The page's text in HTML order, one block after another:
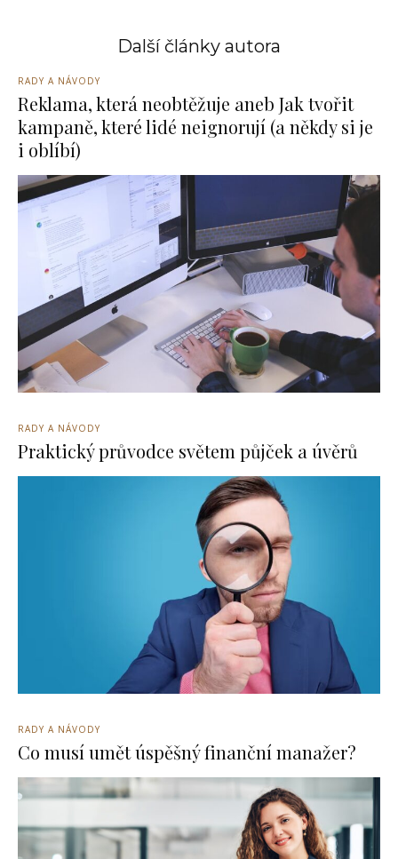
Další články autora
RADY A NÁVODY
Reklama, která neobtěžuje aneb Jak tvořit
kampaně, které lidé neignorují (a někdy si je
i oblíbí)
RADY A NÁVODY
Praktický průvodce světem půjček a úvěrů
RADY A NÁVODY
Co musí umět úspěšný finanční manažer?